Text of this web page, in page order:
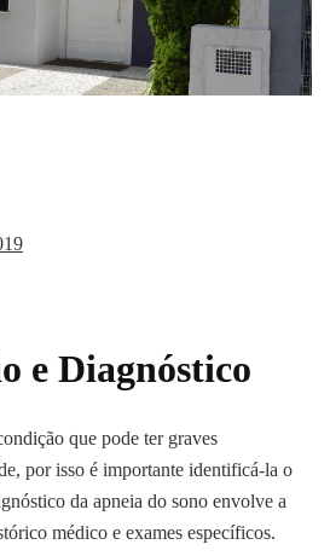
e Diagnóstico
que pode ter graves
por isso é importante identificá-la o
da apneia do sono envolve a
médico e exames específicos.